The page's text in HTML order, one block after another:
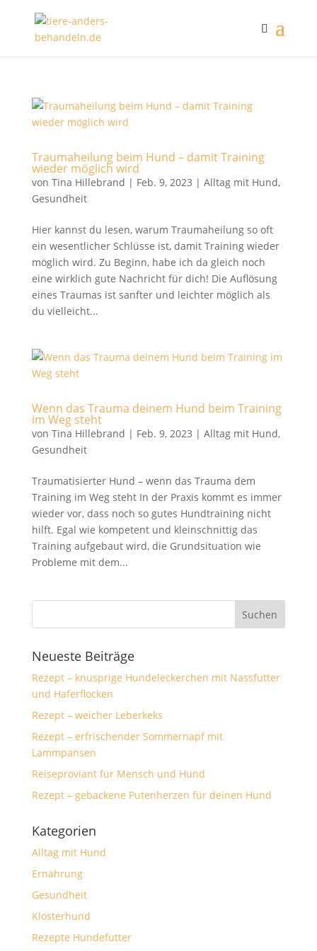
Traumaheilung beim Hund – damit Training
wieder möglich wird
von Tina Hillebrand | Feb. 9, 2023 | Alltag mit Hund,
Gesundheit
Hier kannst du lesen, warum Traumaheilung so oft
ein wesentlicher Schlüsse ist, damit Training wieder
möglich wird. Zu Beginn, habe ich da gleich noch
eine wirklich gute Nachricht für dich! Die Auflösung
eines Traumas ist sanfter und leichter möglich als
du vielleicht...
Wenn das Trauma deinem Hund beim Training
im Weg steht
von Tina Hillebrand | Feb. 9, 2023 | Alltag mit Hund,
Gesundheit
Traumatisierter Hund – wenn das Trauma dem
Training im Weg steht In der Praxis kommt es immer
wieder vor, dass noch so gutes Hundtraining nicht
hilft. Egal wie kompetent und kleinschnittig das
Training aufgebaut wird, die Grundsituation wie
Probleme mit dem...
Neueste Beiträge
Rezept – knusprige Hundeleckerchen mit Nassfutter
und Haferflocken
Rezept – weicher Leberkeks
Rezept – erfrischender Sommernapf mit
Lammpansen
Reiseproviant für Mensch und Hund
Rezept – gebackene Putenherzen für deinen Hund
Kategorien
Alltag mit Hund
Ernährung
Gesundheit
Klosterhund
Rezepte Hundefutter